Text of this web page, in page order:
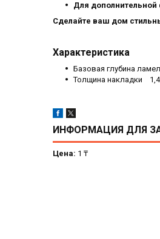
Для
Сделайте ваш дом
Характеристика
Базовая глубина
Толщина накладки
ИНФОРМАЦИЯ ДЛЯ
Цена: 1 ₸